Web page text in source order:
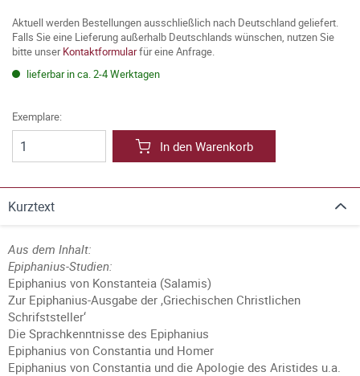
Aktuell werden Bestellungen ausschließlich nach Deutschland geliefert.
Falls Sie eine Lieferung außerhalb Deutschlands wünschen, nutzen Sie
bitte unserKontaktformularfür eine Anfrage.
lieferbar in ca. 2-4 Werktagen
Exemplare:
In den Warenkorb
Kurztext
Aus dem Inhalt:
Epiphanius-Studien:
Epiphanius von Konstanteia (Salamis)
Zur Epiphanius-Ausgabe der ,Griechischen Christlichen
Schrifststeller‘
Die Sprachkenntnisse des Epiphanius
Epiphanius von Constantia und Homer
Epiphanius von Constantia und die Apologie des Aristides u.a.